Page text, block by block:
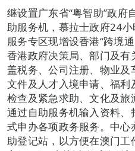
继设置广东省“粤智助”政府
助服务机，慕拉士政府24
服务专区现增设香港“跨境
香港政府决策局、部门及
盖税务、公司注册、物业
文件及人才入境申请、福
检查及紧急求助、文化及
通过自助服务机输入资料
式申办各项政务服务。中心
助登记站，以方便在澳门工